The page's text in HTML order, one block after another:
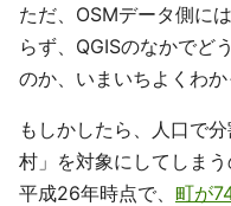
ただ、OSMデータ側に
らず、QGISのなかでど
のか、いまいちよくわか
もしかしたら、人口で
村」を対象にしてしまう
平成26年時点で、 町が